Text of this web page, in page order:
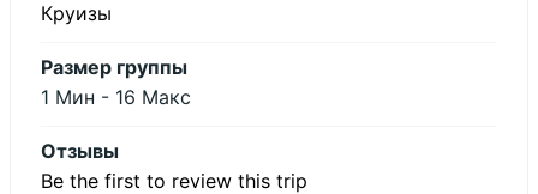
Круизы
Размер группы
1 Мин - 16 Макс
Отзывы
Be the first to review this trip